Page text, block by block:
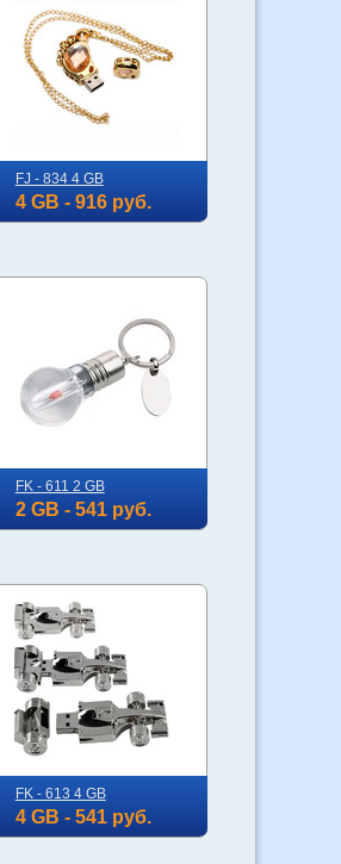
FJ - 834 4 GB
4 GB - 916 руб.
FK - 611 2 GB
2 GB - 541 руб.
FK - 613 4 GB
4 GB - 541 руб.